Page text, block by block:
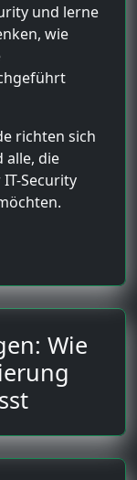
und lerne
wie
richten sich
alle, die
Security
Wie